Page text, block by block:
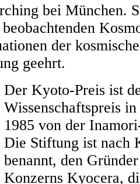
bei München.
der
geehrt.
Der Kyoto-Preis ist
Wissenschaftspreis
1985 von der
Die Stiftung ist nach
benannt, den
Konzerns Kyocera,